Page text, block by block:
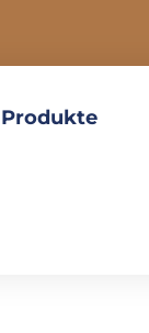
Produkte